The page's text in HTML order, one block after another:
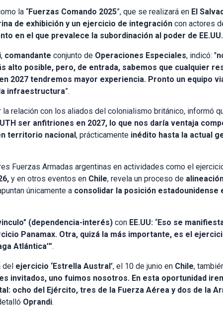
la “Fuerzas Comando 2025”, que se realizará enEl
de exhibición y un ejercicio de integración con actores
en el que prevalece la subordinación al poder de EE.UU.
, comandante conjunto de Operaciones Especiales, indicó: "
alto posible, pero, de entrada, sabemos que cualquier
2027 tendremos mayor experiencia. Pronto un equipo
infraestructura”.
relación con los aliados del colonialismo británico, informó
ser anfitriones en 2027, lo que nos daría ventaja
territorio nacional, prácticamente inédito hasta la actual
Fuerzas Armadas argentinas en actividades como el
y en otros eventos en Chile, revela un proceso de
únicamente a consolidar la posición estadounidense
(dependencia-interés) con EE.UU: “Eso se
Panamax. Otra, quizá la más importante, es el
Atlántica’”.
del ejercicio ‘Estrella Austral’, el 10 de junio en Chile,
invitados, uno fuimos nosotros. En esta oportunidad
ocho del Ejército, tres de la Fuerza Aérea y dos de la
Oprandi.